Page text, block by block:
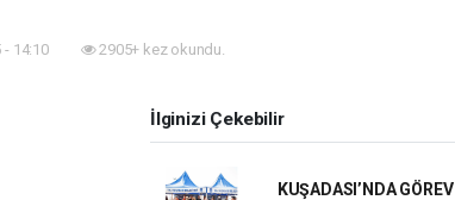
- 14:10 2905+ kez okundu.
İlginizi Çekebilir
KUŞADASI’NDA GÖREV